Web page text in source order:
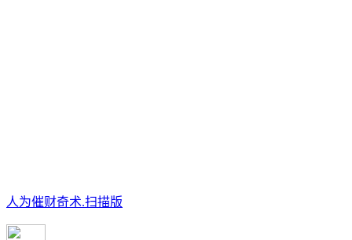
人为催财奇术.扫描版